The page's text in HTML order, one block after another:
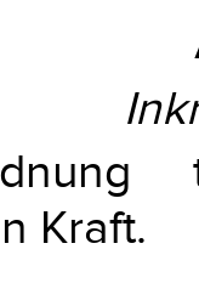
Kraft.